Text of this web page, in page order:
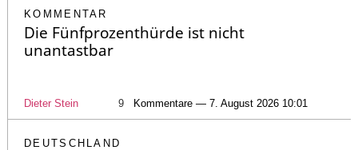
KOMMENTAR
Die Fünfprozenthürde ist nicht
unantastbar
Dieter Stein 9 Kommentare — 7. August 2026 10:01
DEUTSCHLAND